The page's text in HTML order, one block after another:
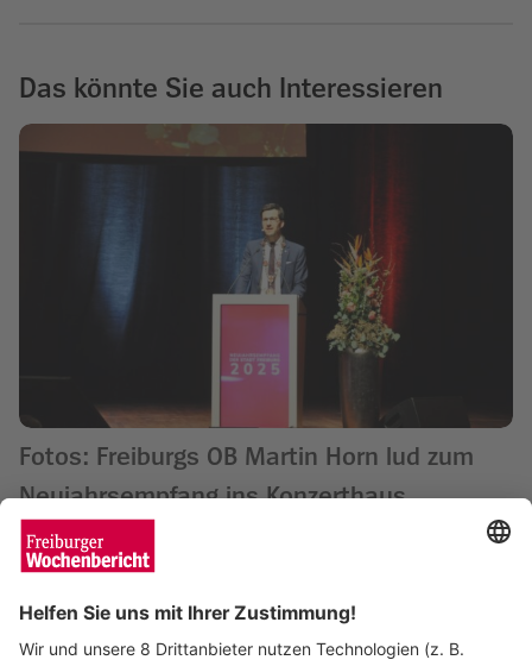
Das könnte Sie auch Interessieren
Fotos: Freiburgs OB Martin Horn lud zum
Neujahrsempfang ins Konzerthaus